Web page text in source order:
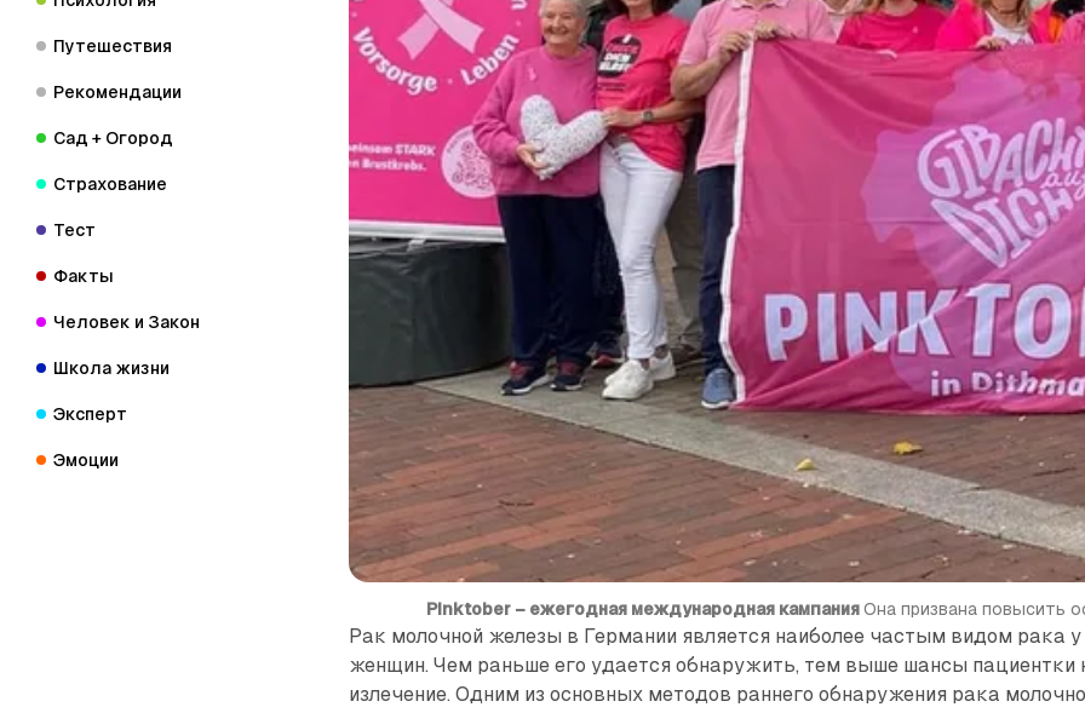
Путешествия
Рекомендации
Сад + Огород
Страхование
Тест
Факты
Человек и Закон
Школа жизни
Эксперт
Эмоции
Pinktober – ежегодная международная кампания Она призвана повысить
Рак молочной железы в Германии является наиболее частым видом рака у
женщин. Чем раньше его удается обнаружить, тем выше шансы пациентки
излечение. Одним из основных методов раннего обнаружения рака